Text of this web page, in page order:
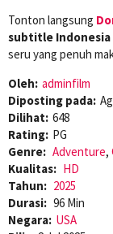
Tonton langsung
subtitle Indonesia
seru yang penuh
Oleh: adminfilm
Diposting pada:
Dilihat: 648
Rating: PG
Genre: Adventure,
Kualitas: HD
Tahun: 2025
Durasi: 96 Min
Negara: USA